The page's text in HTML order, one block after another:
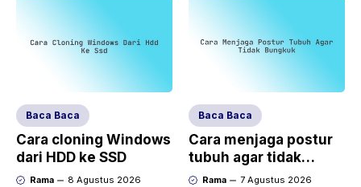
Baca Baca
Cara cloning Windows
dari HDD ke SSD
Rama 8 Agustus 2026
Baca Baca
Cara menjaga postur
tubuh agar tidak
bungkuk
Rama 7 Agustus 2026